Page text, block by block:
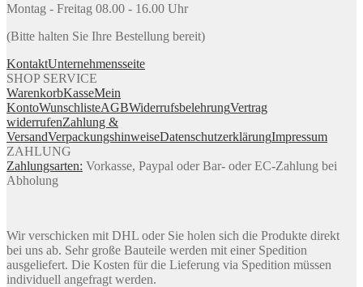
Montag - Freitag 08.00 - 16.00 Uhr
(Bitte halten Sie Ihre Bestellung bereit)
KontaktUnternehmensseite
SHOP SERVICE
WarenkorbKasseMein
KontoWunschlisteAGBWiderrufsbelehrungVertrag
widerrufenZahlung &
VersandVerpackungshinweiseDatenschutzerklärungImpressum
ZAHLUNG
Zahlungsarten: Vorkasse, Paypal oder Bar- oder EC-Zahlung bei
Abholung
Wir verschicken mit DHL oder Sie holen sich die Produkte direkt
bei uns ab. Sehr große Bauteile werden mit einer Spedition
ausgeliefert. Die Kosten für die Lieferung via Spedition müssen
individuell angefragt werden.